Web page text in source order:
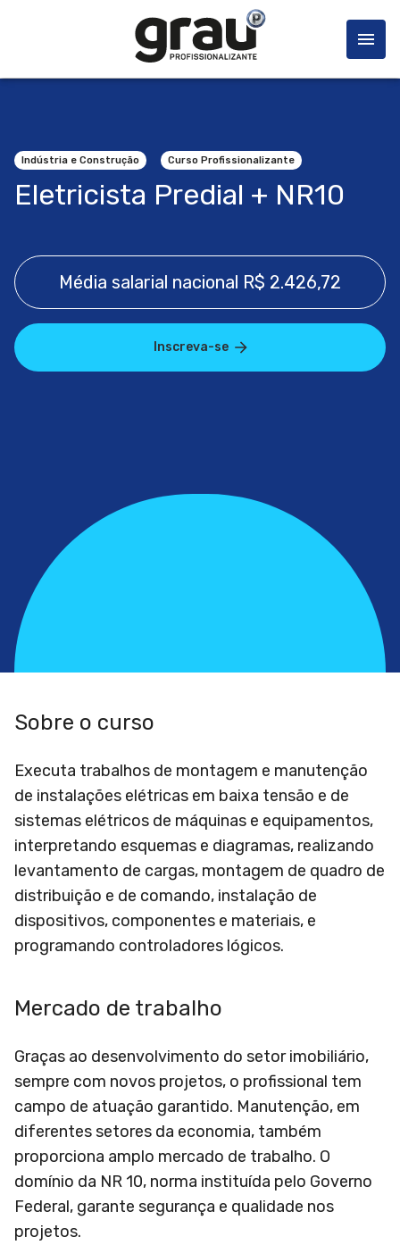
Indústria e Construção Curso Profissionalizante
Eletricista Predial + NR10
Média salarial nacional R$ 2.426,72
Inscreva-se
Sobre o curso
Executa trabalhos de montagem e manutenção
de instalações elétricas em baixa tensão e de
sistemas elétricos de máquinas e equipamentos,
interpretando esquemas e diagramas, realizando
levantamento de cargas, montagem de quadro de
distribuição e de comando, instalação de
dispositivos, componentes e materiais, e
programando controladores lógicos.
Mercado de trabalho
Graças ao desenvolvimento do setor imobiliário,
sempre com novos projetos, o profissional tem
campo de atuação garantido. Manutenção, em
diferentes setores da economia, também
proporciona amplo mercado de trabalho. O
domínio da NR 10, norma instituída pelo Governo
Federal, garante segurança e qualidade nos
projetos.